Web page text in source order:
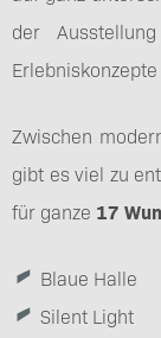
der
Zwischen
gibt es viel zu
für ganze 17
Blaue Halle
Silent Light